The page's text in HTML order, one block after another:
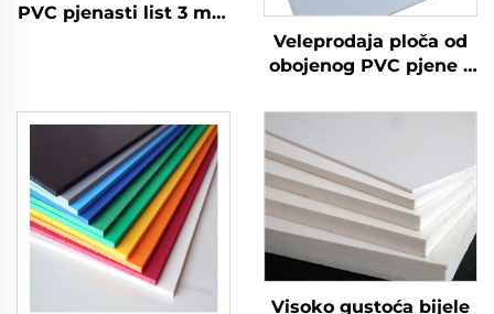
PVC pjenasti list 3 mm
Veleprodaja ploča od
obojenog PVC pjene s
- prilagođene veličine i
Visoko gustoća bijele